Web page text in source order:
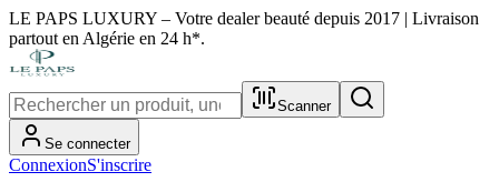
LE PAPS LUXURY – Votre dealer beauté depuis 2017 | Livraison
partout en Algérie en 24 h*.
Scanner
Se connecter
ConnexionS'inscrire